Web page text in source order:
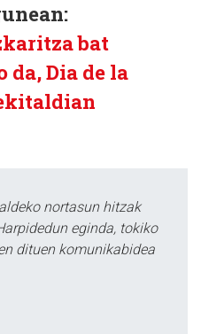
bat
da, Dia de la
nortasun hitzak
eginda, tokiko
dituen komunikabidea